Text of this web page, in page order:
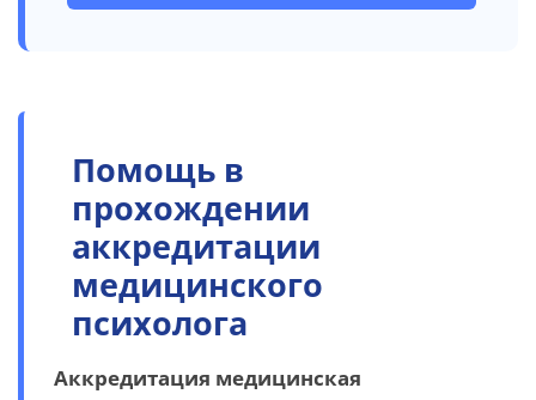
Помощь в
прохождении
аккредитации
медицинского
психолога
Аккредитация медицинская